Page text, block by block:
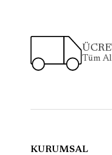
Tüm
KURUMSAL